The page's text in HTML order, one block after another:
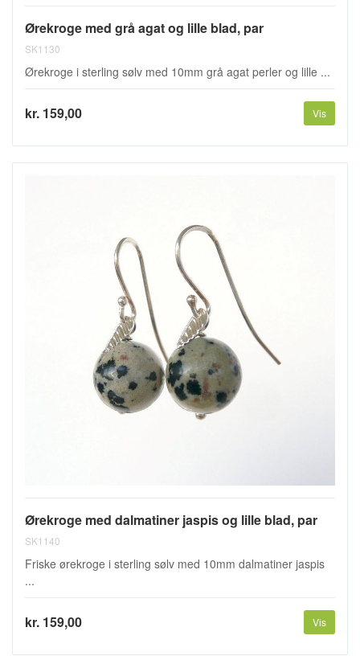
Ørekroge med grå agat og lille blad, par
SK1130
Ørekroge i sterling sølv med 10mm grå agat perler og lille ...
kr. 159,00 Vis
Ørekroge med dalmatiner jaspis og lille blad, par
SK1140
Friske ørekroge i sterling sølv med 10mm dalmatiner jaspis
...
kr. 159,00 Vis